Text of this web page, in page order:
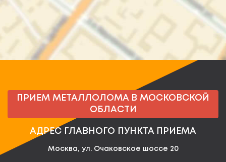
ПРИЕМ МЕТАЛЛОЛОМА В МОСКОВСКОЙ
ОБЛАСТИ
АДРЕС ГЛАВНОГО ПУНКТА ПРИЕМА
Москва, ул. Очаковское шоссе 20